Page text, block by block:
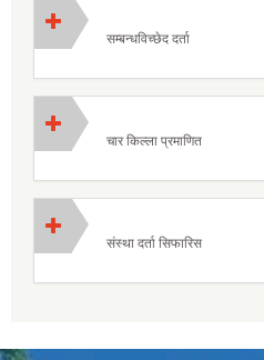
सम्बन्धविच्छेद दर्ता
चार किल्ला प्रमाणित
संस्था दर्ता सिफारिस